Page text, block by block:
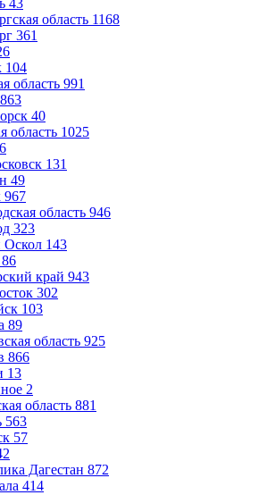
43
область 1168
361
104
область 991
863
40
область 1025
131
49
967
область 946
323
Оскол 143
86
край 943
302
103
89
область 925
866
13
2
область 881
563
57
Дагестан 872
414